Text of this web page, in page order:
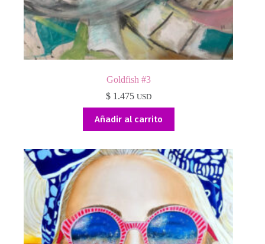
Goldfish #3
$1.475 USD
Añadir al carrito